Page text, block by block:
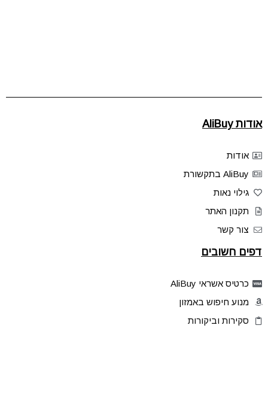
אודות AliBuy
אודות
AliBuy בתקשורת
גילוי נאות
תקנון האתר
צור קשר
דפים חשובים
כרטיס אשראי AliBuy
מנוע חיפוש באמזון
סקירות וביקורות